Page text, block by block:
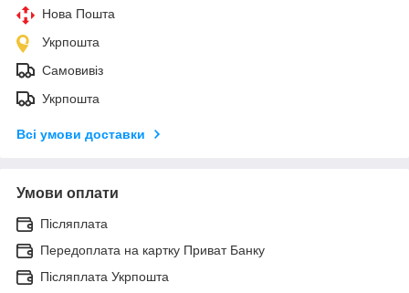
Нова Пошта
Укрпошта
Самовивіз
Укрпошта
Всі умови доставки
Умови оплати
Післяплата
Передоплата на картку Приват Банку
Післяплата Укрпошта